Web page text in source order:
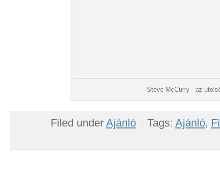
Steve McCurry - az
Filed under Ajánló Tags: Ajánló,